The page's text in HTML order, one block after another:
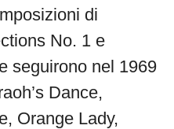
di
No. 1 e
seguirono nel 1969
Dance,
Orange Lady,